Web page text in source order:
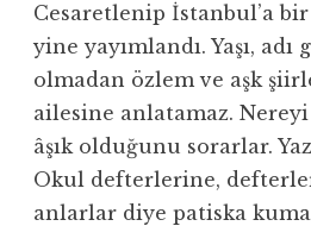
Cesaretlenip İstanbul’a
yine yayımlandı. Yaşı, adı
olmadan özlem ve aşk
ailesine anlatamaz.
âşık olduğunu sorarlar.
Okul defterlerine,
anlarlar diye patiska